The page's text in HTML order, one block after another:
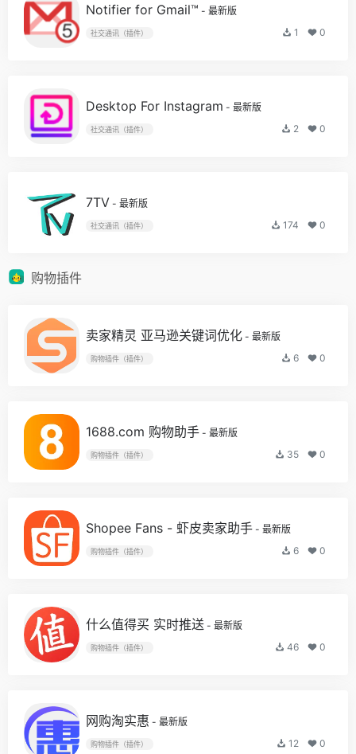
Notifier for Gmail™ - 最新版
社交通讯（插件） 1 0
Desktop For Instagram - 最新版
社交通讯（插件） 2 0
7TV - 最新版
社交通讯（插件） 174 0
购物插件
卖家精灵 亚马逊关键词优化 - 最新版
购物插件（插件） 6 0
1688.com 购物助手 - 最新版
购物插件（插件） 35 0
Shopee Fans - 虾皮卖家助手 - 最新版
购物插件（插件） 6 0
什么值得买 实时推送 - 最新版
购物插件（插件） 46 0
网购淘实惠 - 最新版
购物插件（插件） 12 0